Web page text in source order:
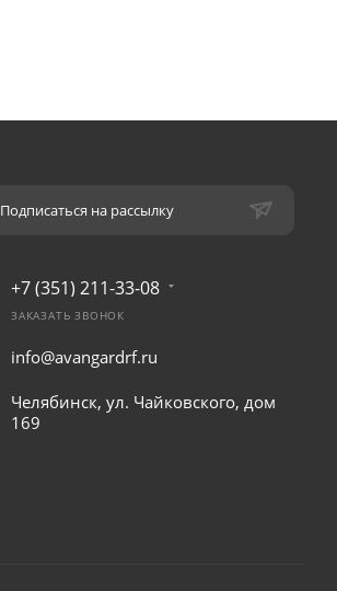
Подписаться на рассылку
+7 (351) 211-33-08
ЗАКАЗАТЬ ЗВОНОК
info@avangardrf.ru
Челябинск, ул. Чайковского, дом
169